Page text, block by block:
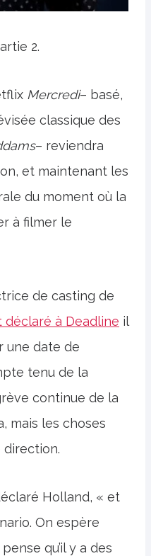
2.
Mercredi– basé,
classique des
– reviendra
et maintenant les
du moment où la
à filmer le
de casting de
déclaré à Deadline il
une date de
tenu de la
continue de la
mais les choses
Holland, « et
On espère
qu’il y a des